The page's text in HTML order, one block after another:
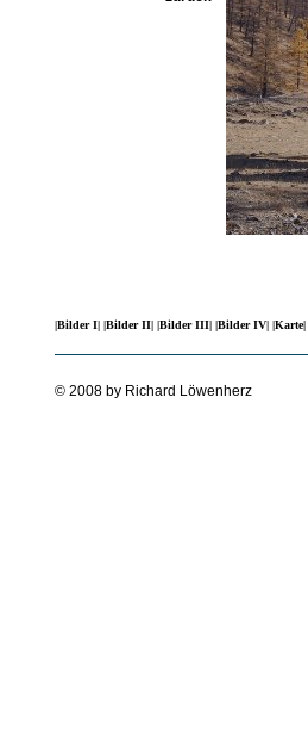
|Bilder I| |Bilder II| |Bilder III| |Bilder IV| |Karte|
© 2008 by Richard Löwenherz